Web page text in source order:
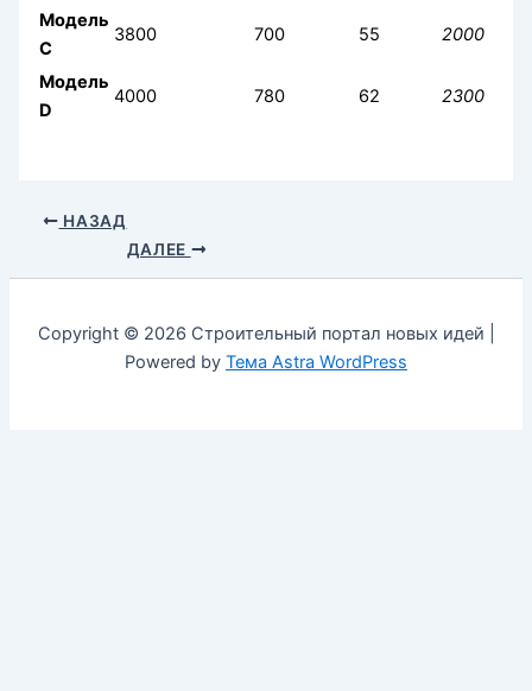
Модель
C
3800 700 55 2000
Модель
D
4000 780 62 2300
НАЗАД
ДАЛЕЕ
Copyright © 2026 Строительный портал новых идей |
Powered by Тема Astra WordPress